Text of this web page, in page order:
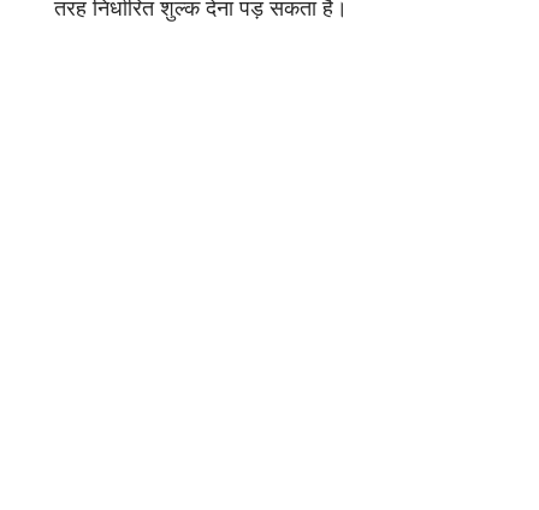
तरह निर्धारित शुल्क देना पड़ सकता है।